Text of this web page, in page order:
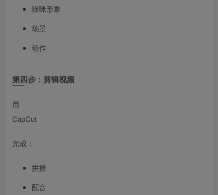
猫咪形象
场景
动作
第四步：剪辑视频
用
CapCut
完成：
拼接
配音